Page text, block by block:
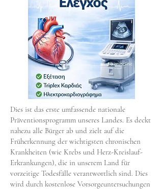
Dies ist das erste umfassende nationale
Präventionsprogramm unseres Landes. Es deckt
nahezu alle Bürger ab und zielt auf die
Früherkennung der wichtigsten chronischen
Krankheiten (wie Krebs und Herz-Kreislauf-
Erkrankungen), die in unserem Land für
vorzeitige Todesfälle verantwortlich sind. Dies
wird durch kostenlose Vorsorgeuntersuchungen